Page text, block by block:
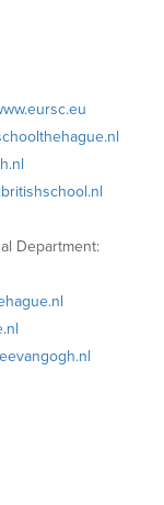
Department: